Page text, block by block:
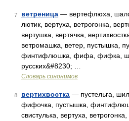
7 ветреница — вертефлюха,
лютик, вертуха, ветрогонка,
вертушка, вертячка,
ветромашка, ветер, пустышка,
финтифлюшка, фифа, фифка,
русских&#8230; …
Словарь синонимов
8 вертихвостка — пустельга,
фифочка, пустышка,
свистулька, вертуха,